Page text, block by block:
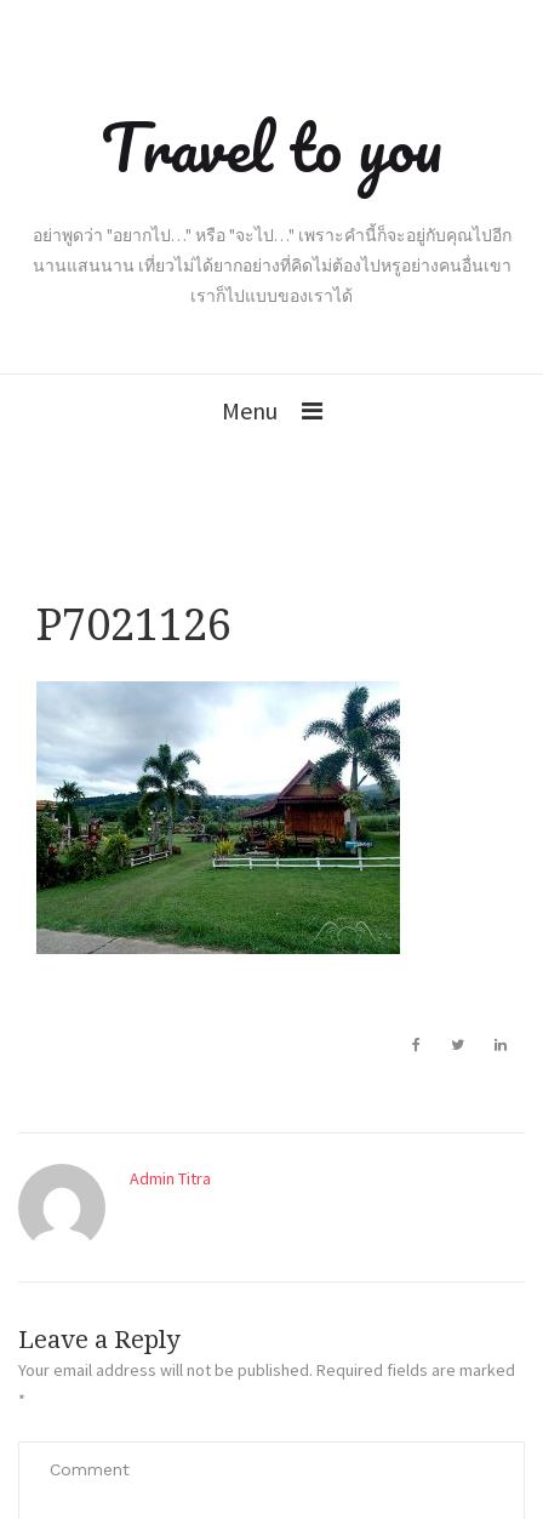
Travel to you
อย่าพูดว่า "อยากไป…" หรือ "จะไป…" เพราะคำนี้ก็จะอยู่กับคุณไปอีก
นานแสนนาน เที่ยวไม่ได้ยากอย่างที่คิดไม่ต้องไปหรูอย่างคนอื่นเขา
เราก็ไปแบบของเราได้
Menu
P7021126
Admin Titra
Leave a Reply
Your email address will not be published. Required fields are marked
*